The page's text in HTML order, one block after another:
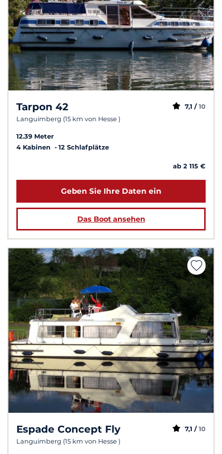
Tarpon 42
Languimberg (15 km von Hesse )
7,1 / 10
12.39 Meter
4 Kabinen
12 Schlafplätze
ab 2 115 €
Geben Sie Ihre Daten ein
Das Boot ansehen
Espade Concept Fly
Languimberg (15 km von Hesse )
7,1 / 10